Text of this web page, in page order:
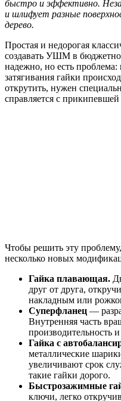
быстро и эффективно.
и шлифует разные
дерево.
Простая и недорогая
создавать УШМ в
надежно, но есть проблема:
затягивания гайки
открутить, нужен
справляется с
Чтобы решить эту
несколько новых
Гайка плавающая.
друг от друга,
накладным или
Суперфланец —
Внутренняя часть
производительность
Гайка с
металлические
увеличивают срок
такие гайки дорого.
Быстрозажимные
ключи, легко